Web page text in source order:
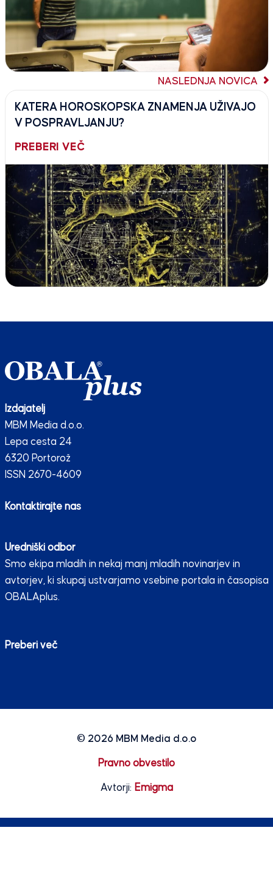
NASLEDNJA NOVICA
KATERA HOROSKOPSKA ZNAMENJA UŽIVAJO
V POSPRAVLJANJU?
PREBERI VEČ
Izdajatelj
MBM Media d.o.o.
Lepa cesta 24
6320 Portorož
ISSN 2670-4609
Kontaktirajte nas
Uredniški odbor
Smo ekipa mladih in nekaj manj mladih novinarjev in
avtorjev, ki skupaj ustvarjamo vsebine portala in časopisa
OBALAplus.
Preberi več
© 2026 MBM Media d.o.o
Pravno obvestilo
Avtorji: Emigma